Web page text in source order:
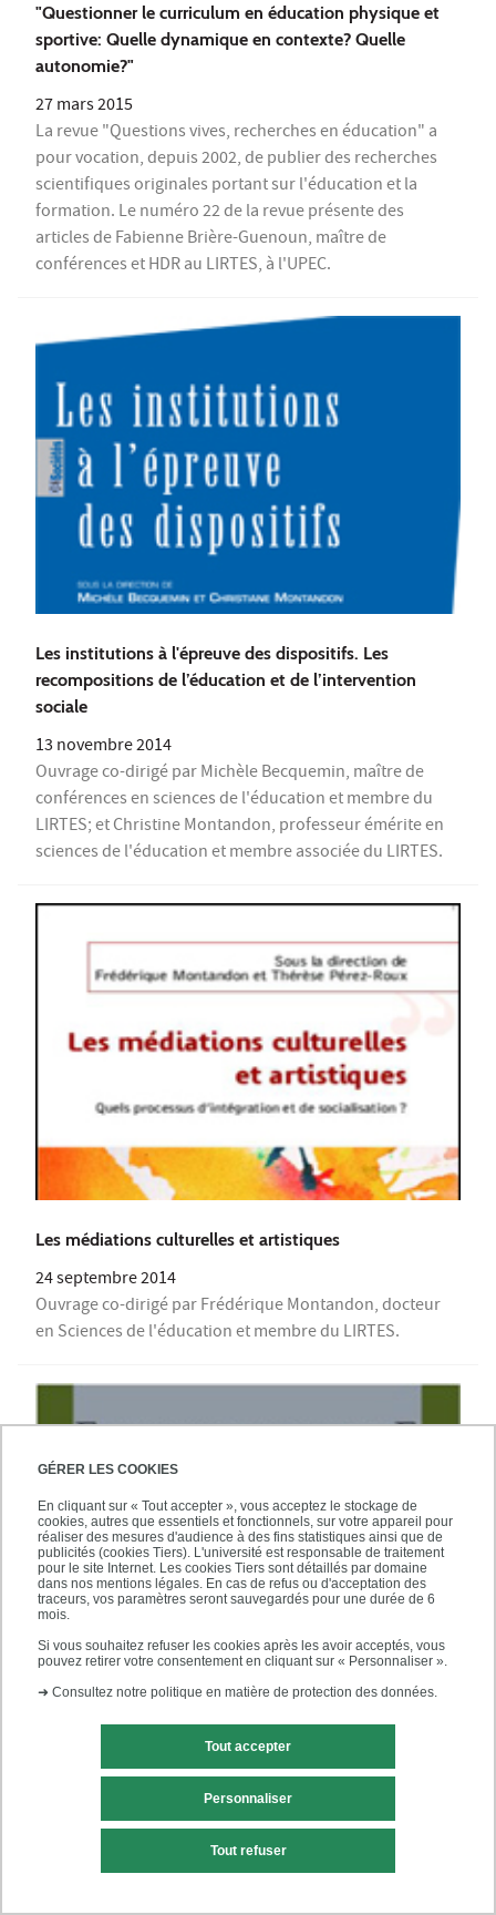
GÉRER LES COOKIES
En cliquant sur « Tout accepter », vous acceptez le stockage de
cookies, autres que essentiels et fonctionnels, sur votre appareil pour
réaliser des mesures d'audience à des fins statistiques ainsi que de
publicités (cookies Tiers). L'université est responsable de traitement
pour le site Internet. Les cookies Tiers sont détaillés par domaine
dans nos mentions légales. En cas de refus ou d'acceptation des
traceurs, vos paramètres seront sauvegardés pour une durée de 6
mois.
Si vous souhaitez refuser les cookies après les avoir acceptés, vous
pouvez retirer votre consentement en cliquant sur « Personnaliser ».
➜ Consultez notre politique en matière de protection des données.
Tout accepter
Tout refuser
Personnaliser
"Questionner le curriculum en éducation physique et
sportive: Quelle dynamique en contexte? Quelle
autonomie?"
27 mars 2015
La revue "Questions vives, recherches en éducation" a
pour vocation, depuis 2002, de publier des recherches
scientifiques originales portant sur l'éducation et la
formation. Le numéro 22 de la revue présente des
articles de Fabienne Brière-Guenoun, maître de
conférences et HDR au LIRTES, à l'UPEC.
Les institutions à l'épreuve des dispositifs. Les
recompositions de l’éducation et de l’intervention
sociale
13 novembre 2014
Ouvrage co-dirigé par Michèle Becquemin, maître de
conférences en sciences de l'éducation et membre du
LIRTES; et Christine Montandon, professeur émérite en
sciences de l'éducation et membre associée du LIRTES.
Les médiations culturelles et artistiques
24 septembre 2014
Ouvrage co-dirigé par Frédérique Montandon, docteur
en Sciences de l'éducation et membre du LIRTES.
Revue Education permanente "Formation expérientielle
et intelligence en action"
Numéro 198 de la revue Education permanente, co-dirigé
par Eric Bertrand maître de conférence en sciences de
l'éducation à l'UPEC et membre du LIRTES.